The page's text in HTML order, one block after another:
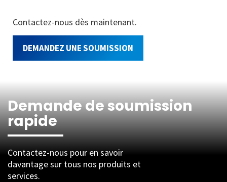
Contactez-nous dès maintenant.
DEMANDEZ UNE SOUMISSION
Demande de soumission
rapide
Contactez-nous pour en savoir
davantage sur tous nos produits et
services.